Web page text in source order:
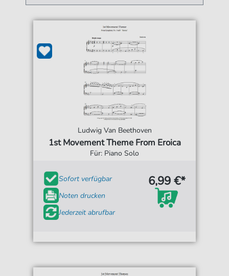
Ludwig Van Beethoven
1st Movement Theme From Eroica
Für: Piano Solo
Sofort verfügbar
Noten drucken
Jederzeit abrufbar
6,99 €*